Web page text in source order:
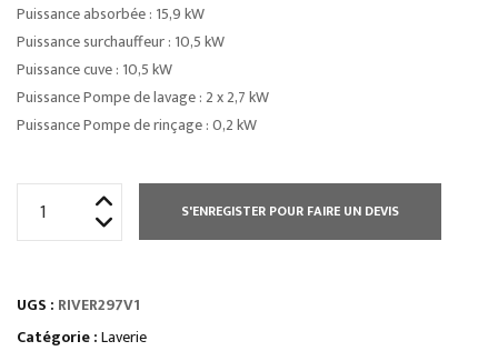
Puissance absorbée : 15,9 kW
Puissance surchauffeur : 10,5 kW
Puissance cuve : 10,5 kW
Puissance Pompe de lavage : 2 x 2,7 kW
Puissance Pompe de rinçage : 0,2 kW
RIVER
700
S'ENREGISTER POUR FAIRE UN DEVIS
UGS : RIVER297V1
Catégorie :Laverie